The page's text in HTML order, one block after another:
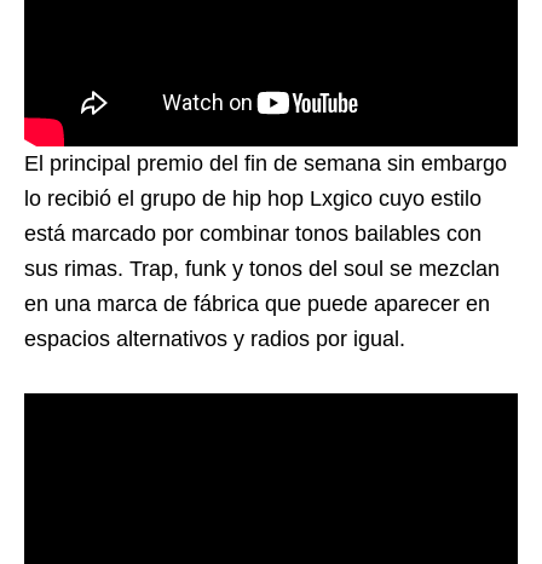
El principal premio del fin de semana sin embargo
lo recibió el grupo de hip hop Lxgico cuyo estilo
está marcado por combinar tonos bailables con
sus rimas. Trap, funk y tonos del soul se mezclan
en una marca de fábrica que puede aparecer en
espacios alternativos y radios por igual.